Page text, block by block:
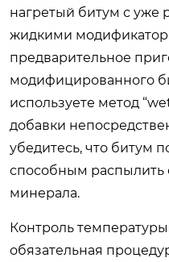
нагретый битум с уже
жидкими
предварительное
модифицированного
используете метод
добавки
убедитесь, что битум
способным распылить
минерала.
Контроль
обязательная